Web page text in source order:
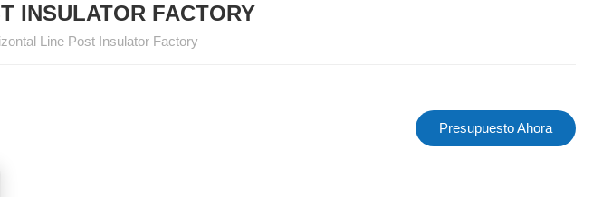
INSULATOR FACTORY
Line Post Insulator Factory
Presupuesto Ahora